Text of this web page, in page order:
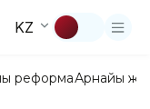
KZ
реформаАрнайы